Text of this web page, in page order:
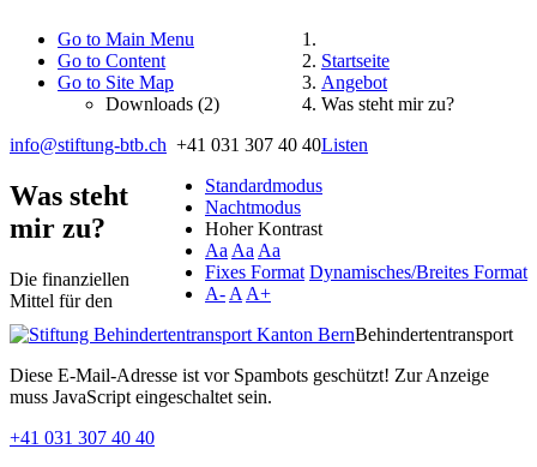
Go to Main Menu
Go to Content
Go to Site Map
Downloads (2)
info@stiftung-btb.ch +41 031 307 40 40
Standardmodus
Nachtmodus
Hoher Kontrast
Aa Aa Aa
Fixes Format Dynamisches/Breites Format
A- A A+
Diese E-Mail-Adresse ist vor Spambots geschützt! Zur Anzeige
muss JavaScript eingeschaltet sein.
+41 031 307 40 40
Startseite
Angebot
Was steht mir zu?
Listen
Was steht
mir zu?
Die finanziellen
Mittel für den
Behindertentransport